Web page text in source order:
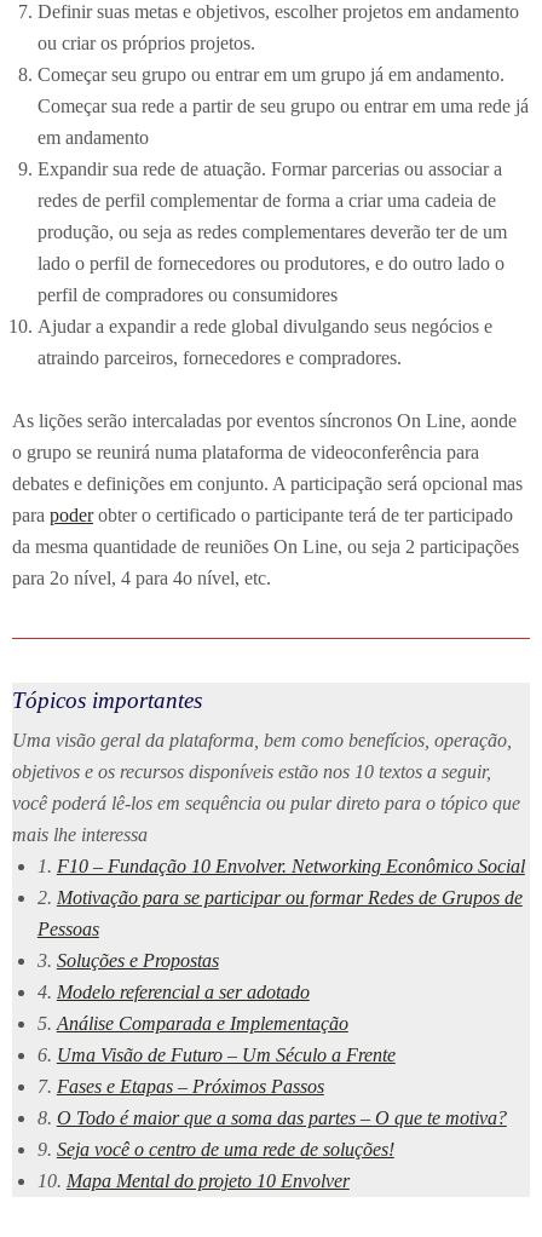
Definir suas metas e objetivos, escolher projetos em andamento
ou criar os próprios projetos.
Começar seu grupo ou entrar em um grupo já em andamento.
Começar sua rede a partir de seu grupo ou entrar em uma rede já
em andamento
Expandir sua rede de atuação. Formar parcerias ou associar a
redes de perfil complementar de forma a criar uma cadeia de
produção, ou seja as redes complementares deverão ter de um
lado o perfil de fornecedores ou produtores, e do outro lado o
perfil de compradores ou consumidores
Ajudar a expandir a rede global divulgando seus negócios e
atraindo parceiros, fornecedores e compradores.
As lições serão intercaladas por eventos síncronos On Line, aonde
o grupo se reunirá numa plataforma de videoconferência para
debates e definições em conjunto. A participação será opcional mas
para poderobter o certificado o participante terá de ter participado
da mesma quantidade de reuniões On Line, ou seja 2 participações
para 2o nível, 4 para 4o nível, etc.
Tópicos importantes
Uma visão geral da plataforma, bem como benefícios, operação,
objetivos e os recursos disponíveis estão nos 10 textos a seguir,
você poderá lê-los em sequência ou pular direto para o tópico que
mais lhe interessa
1. F10 – Fundação 10 Envolver. Networking Econômico Social
2. Motivação para se participar ou formar Redes de Grupos de
Pessoas
3. Soluções e Propostas
4. Modelo referencial a ser adotado
5. Análise Comparada e Implementação
6. Uma Visão de Futuro – Um Século a Frente
7. Fases e Etapas – Próximos Passos
8. O Todo é maior que a soma das partes – O que te motiva?
9. Seja você o centro de uma rede de soluções!
10. Mapa Mental do projeto 10 Envolver